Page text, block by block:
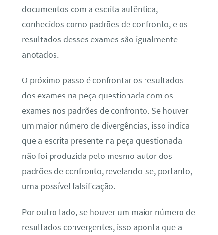
documentos com a escrita autêntica,
conhecidos como padrões de confronto, e os
resultados desses exames são igualmente
anotados.
O próximo passo é confrontar os resultados
dos exames na peça questionada com os
exames nos padrões de confronto. Se houver
um maior número de divergências, isso indica
que a escrita presente na peça questionada
não foi produzida pelo mesmo autor dos
padrões de confronto, revelando-se, portanto,
uma possível falsificação.
Por outro lado, se houver um maior número de
resultados convergentes, isso aponta que a